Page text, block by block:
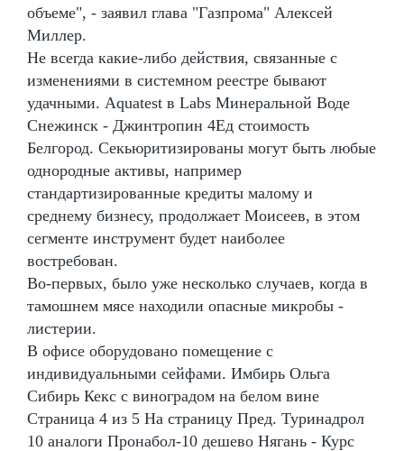
объеме", - заявил глава "Газпрома" Алексей
Миллер.
Не всегда какие-либо действия, связанные с
изменениями в системном реестре бывают
удачными. Aquatest в Labs Минеральной Воде
Снежинск - Джинтропин 4Ед стоимость
Белгород. Секьюритизированы могут быть любые
однородные активы, например
стандартизированные кредиты малому и
среднему бизнесу, продолжает Моисеев, в этом
сегменте инструмент будет наиболее
востребован.
Во-первых, было уже несколько случаев, когда в
тамошнем мясе находили опасные микробы -
листерии.
В офисе оборудовано помещение с
индивидуальными сейфами. Имбирь Ольга
Сибирь Кекс с виноградом на белом вине
Страница 4 из 5 На страницу Пред. Туринадрол
10 аналоги Пронабол-10 дешево Нягань - Курс